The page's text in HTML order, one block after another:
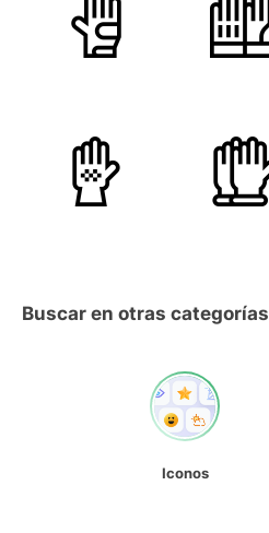
Buscar en otras categorías
Iconos